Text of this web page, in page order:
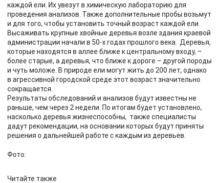
каждой ели. Их увезут в химическую лабораторию для
проведения анализов. Также дополнительные пробы возьмут
и для того, чтобы установить точный возраст каждой ели.
Высаживать крупные хвойные деревья возле здания краевой
администрации начали в 50-х годах прошлого века. Деревья,
которые находятся в аллее ближе к центральному входу, –
более старые, а деревья, что ближе к дороге – другой породы
и чуть моложе. В природе ели могут жить до 200 лет, однако
в агрессивной городской среде этот возраст значительно
сокращается.
Результаты обследований и анализов будут известны не
раньше, чем через 2 недели. По итогам будет установлено,
насколько деревья жизнеспособны, также специалисты
дадут рекомендации, на основании которых будут приняты
решения о дальнейшей работе с каждым из деревьев.
Фото:
Читайте также